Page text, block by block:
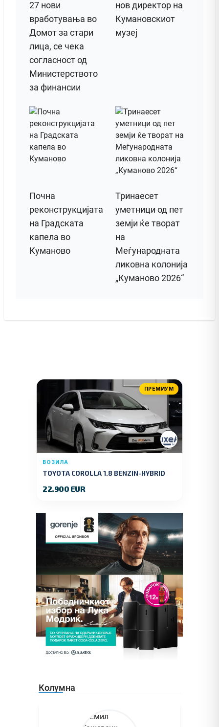
27 нови
вработувања во
Домот за стари
лица, се чека
согласност од
Министерството
за финансии
нов директор на
Кумановскиот
музеј
Почна
реконструкцијата
на Градската
капела во
Куманово
Тринаесет
уметници од пет
земји ќе творат
на
Меѓународната
ликовна колонија
„Куманово 2026“
ПРЕМИУМ
ВОЗИЛА
TOYOTA COROLLA 1.8 BENZIN-HYBRID
22.900 EUR
Колумна